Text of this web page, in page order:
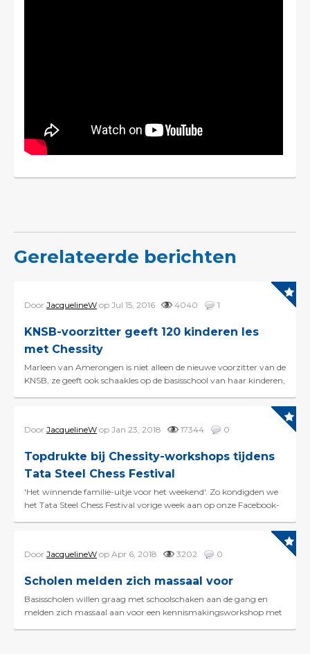
Gerelateerde berichten
Door JacquelineW op Jul 15, 2016 4040 1
KNSB-voorzitter geeft 120 kinderen les
met Chessity
Marleen van Amerongen is niet alleen de nieuwe voorzitter van de
KNSB, ze geeft ook schaakles op de basisschool van haar kinderen,
Door JacquelineW op Jan 23, 2018 17344 0
Topdrukte bij Chessity-workshops tijdens
Tata Steel Chess Festival
'Het winnende familie-uitje voor het weekend'. Zo kondigden we
het Tata Steel Chess Festival vorige week aan op onze Facebook-
Door JacquelineW op Apr 6, 2018 3202 0
Scholen melden zich massaal voor
Basisscholen willen graag met schoolschaken aan de gang en
melden zich massaal aan voor een kennismakingsworkshop met